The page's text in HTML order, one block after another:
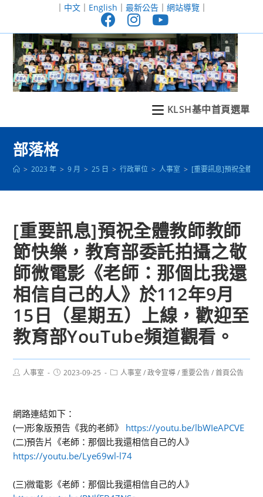
至
｜ 中文｜ English ｜ 最新公告｜ 網站導覽｜
KLSH基中首頁選單
部落格
> 2023 年 > 9 月 > 25 日 > 行政單位 > 人事室 > [重要訊息]預祝全體教
[重要訊息]預祝全體教師教師
節快樂，教育部委託拍攝之敬
師微電影《老師：那個比我還
相信自己的人》於112年9月
15日（星期五）上線，歡迎至
教育部YouTube頻道觀看。
Post人事室
Post2023-09-25
Post人事室 / 政令宣導 / 重要公告 / 首頁公告
網路連結如下：
(一)形象版預告《我的老師》 https://youtu.be/lbWIeAPCVE
(二)預告片《老師：那個比我還相信自己的人》
https://youtu.be/Lye69wl-l74
(三)微電影《老師：那個比我還相信自己的人》